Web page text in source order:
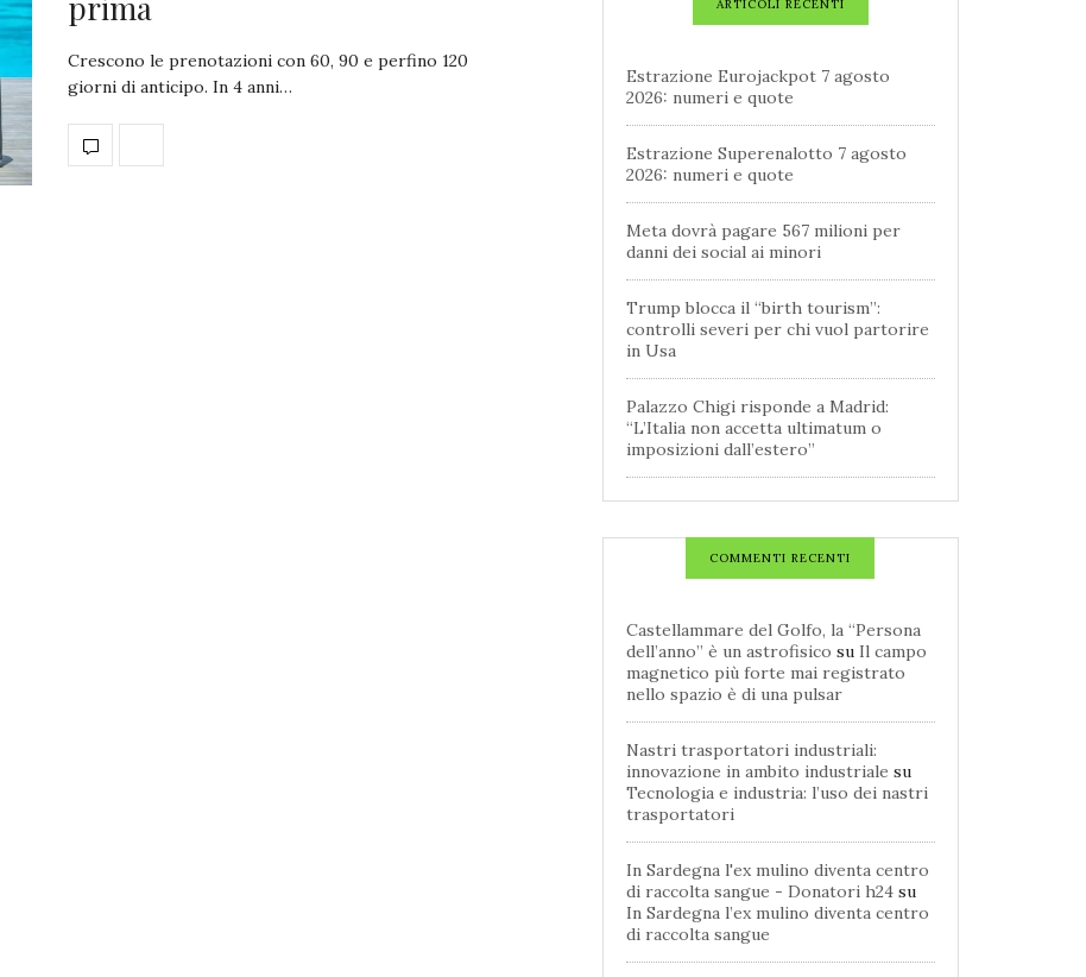
Crescono le prenotazioni con 60, 90 e perfino 120
giorni di anticipo. In 4 anni…
ARTICOLI RECENTI
Estrazione Eurojackpot 7 agosto
2026: numeri e quote
Estrazione Superenalotto 7 agosto
2026: numeri e quote
Meta dovrà pagare 567 milioni per
danni dei social ai minori
Trump blocca il “birth tourism”:
controlli severi per chi vuol partorire
in Usa
Palazzo Chigi risponde a Madrid:
“L’Italia non accetta ultimatum o
imposizioni dall’estero”
COMMENTI RECENTI
Castellammare del Golfo, la “Persona
dell’anno” è un astrofisico su Il campo
magnetico più forte mai registrato
nello spazio è di una pulsar
Nastri trasportatori industriali:
innovazione in ambito industriale su
Tecnologia e industria: l’uso dei nastri
trasportatori
In Sardegna l'ex mulino diventa centro
di raccolta sangue - Donatori h24 su
In Sardegna l’ex mulino diventa centro
di raccolta sangue